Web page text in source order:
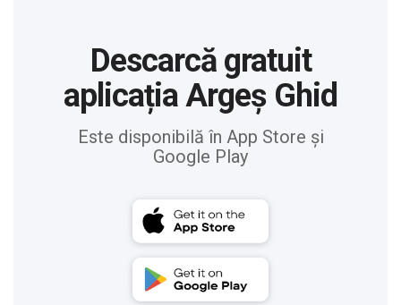
Descarcă gratuit
aplicația Argeș Ghid
Este disponibilă în App Store și
Google Play